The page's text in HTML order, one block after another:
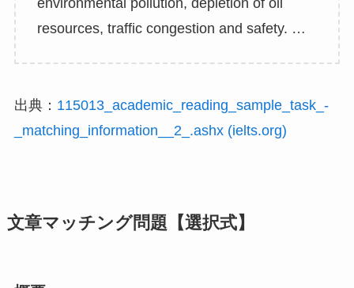
environmental pollution, depletion of oil
resources, traffic congestion and safety. …
出典： 115013_academic_reading_sample_task_-
_matching_information__2_.ashx (ielts.org)
文章マッチング問題【選択式】